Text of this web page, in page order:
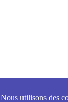
Nous utilisons des